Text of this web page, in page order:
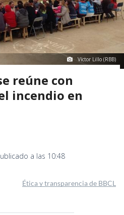
Víctor Lillo (RBB)
reúne con
incendio en
a las 10:48
Ética y transparencia de BBCL